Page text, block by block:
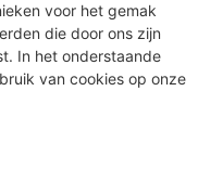
voor het gemak
die door ons zijn
In het onderstaande
van cookies op onze